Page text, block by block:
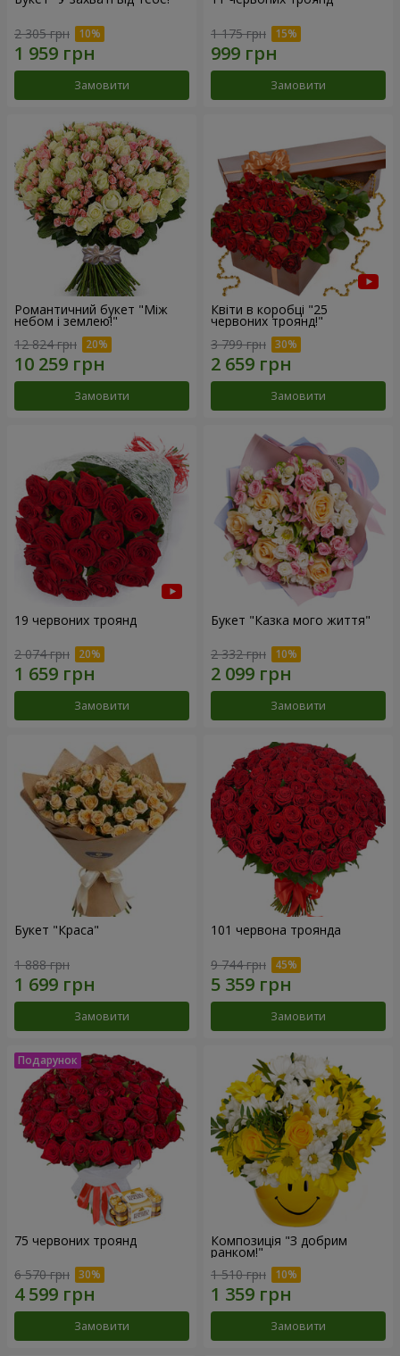
2 305 грн
Замовити
1 175 грн
Замовити
Романтичний букет "Між
небом і землею!"
12 824 грн
Замовити
Квіти в коробці "25
червоних троянд!"
3 799 грн
Замовити
19 червоних троянд
2 074 грн
Замовити
Букет "Казка мого життя"
2 332 грн
Замовити
Букет "Краса"
1 888 грн
Замовити
101 червона троянда
9 744 грн
Замовити
75 червоних троянд
6 570 грн
Замовити
Композиція "З добрим
ранком!"
1 510 грн
Замовити